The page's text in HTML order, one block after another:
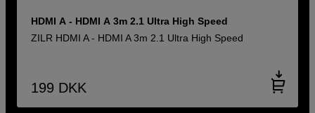
HDMI A - HDMI A 3m 2.1 Ultra High Speed
ZILR HDMI A - HDMI A 3m 2.1 Ultra High Speed
199 DKK